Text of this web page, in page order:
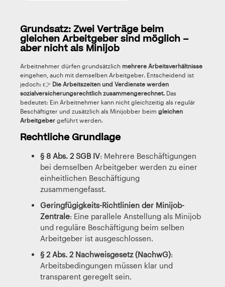
Grundsatz: Zwei Verträge beim
gleichen Arbeitgeber sind möglich –
aber nicht als Minijob
Arbeitnehmer dürfen grundsätzlich mehrere Arbeitsverhältnisse
eingehen, auch mit demselben Arbeitgeber. Entscheidend ist
jedoch: 👉 Die Arbeitszeiten und Verdienste werden
sozialversicherungsrechtlich zusammengerechnet. Das
bedeutet: Ein Arbeitnehmer kann nicht gleichzeitig als regulär
Beschäftigter und zusätzlich als Minijobber beim gleichen
Arbeitgeber geführt werden.
Rechtliche Grundlage
§ 8 Abs. 2 SGB IV: Mehrere Beschäftigungen
bei demselben Arbeitgeber werden zu einer
einheitlichen Beschäftigung
zusammengefasst.
Geringfügigkeits-Richtlinien der Minijob-
Zentrale: Eine parallele Anstellung als Minijob
und reguläre Beschäftigung beim selben
Arbeitgeber ist ausgeschlossen.
§ 2 Abs. 2 Nachweisgesetz (NachwG):
Arbeitsbedingungen müssen klar und
transparent geregelt sein.